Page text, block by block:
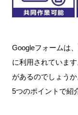
Googleフォームは
に利用されていま
があるのでしょう
5つのポイントで紹